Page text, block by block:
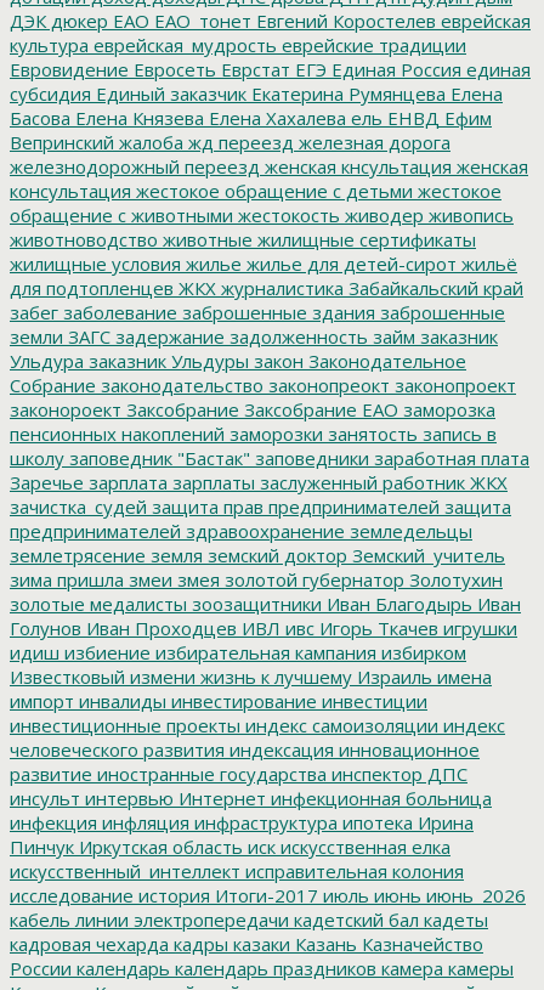
ДЭК дюкер ЕАО ЕАО_тонет Евгений Коростелев еврейская
культура еврейская_мудрость еврейские традиции
Евровидение Евросеть Еврстат ЕГЭ Единая Россия единая
субсидия Единый заказчик Екатерина Румянцева Елена
Басова Елена Князева Елена Хахалева ель ЕНВД Ефим
Вепринский жалоба жд переезд железная дорога
железнодорожный переезд женская кнсультация женская
консультация жестокое обращение с детьми жестокое
обращение с животными жестокость живодер живопись
животноводство животные жилищные сертификаты
жилищные условия жилье жилье для детей-сирот жильё
для подтопленцев ЖКХ журналистика Забайкальский край
забег заболевание заброшенные здания заброшенные
земли ЗАГС задержание задолженность займ заказник
Ульдура заказник Ульдуры закон Законодательное
Собрание законодательство законопреокт законопроект
законороект Заксобрание Заксобрание ЕАО заморозка
пенсионных накоплений заморозки занятость запись в
школу заповедник "Бастак" заповедники заработная плата
Заречье зарплата зарплаты заслуженный работник ЖКХ
зачистка_судей защита прав предпринимателей защита
предпринимателей здравоохранение земледельцы
землетрясение земля земский доктор Земский_учитель
зима пришла змеи змея золотой губернатор Золотухин
золотые медалисты зоозащитники Иван Благодырь Иван
Голунов Иван Проходцев ИВЛ ивс Игорь Ткачев игрушки
идиш избиение избирательная кампания избирком
Известковый измени жизнь к лучшему Израиль имена
импорт инвалиды инвестирование инвестиции
инвестиционные проекты индекс самоизоляции индекс
человеческого развития индексация инновационное
развитие иностранные государства инспектор ДПС
инсульт интервью Интернет инфекционная больница
инфекция инфляция инфраструктура ипотека Ирина
Пинчук Иркутская область иск искусственная елка
искусственный_интеллект исправительная колония
исследование история Итоги-2017 июль июнь июнь_2026
кабель линии электропередачи кадетский бал кадеты
кадровая чехарда кадры казаки Казань Казначейство
России календарь календарь праздников камера камеры